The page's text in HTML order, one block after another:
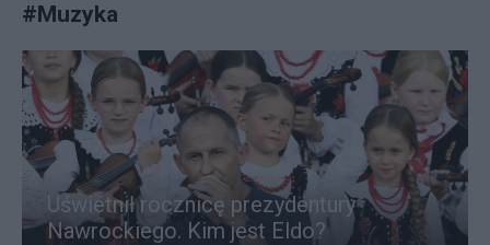
#Muzyka
Uświetnił rocznicę prezydentury
Nawrockiego. Kim jest Eldo?